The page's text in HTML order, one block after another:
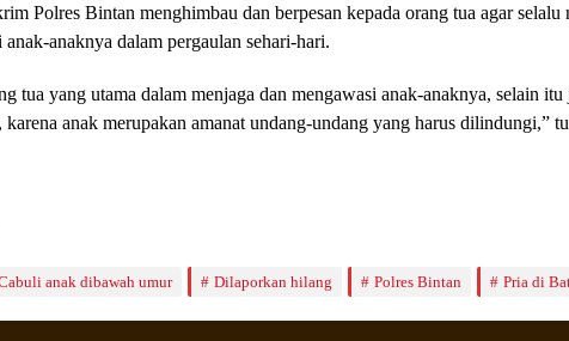
Polres Bintan menghimbau dan berpesan kepada orang tua agar selalu
anak-anaknya dalam pergaulan sehari-hari.
tua yang utama dalam menjaga dan mengawasi anak-anaknya, selain
karena anak merupakan amanat undang-undang yang harus dilindungi,”
anak dibawah umur Dilaporkan hilang Polres Bintan Pria di